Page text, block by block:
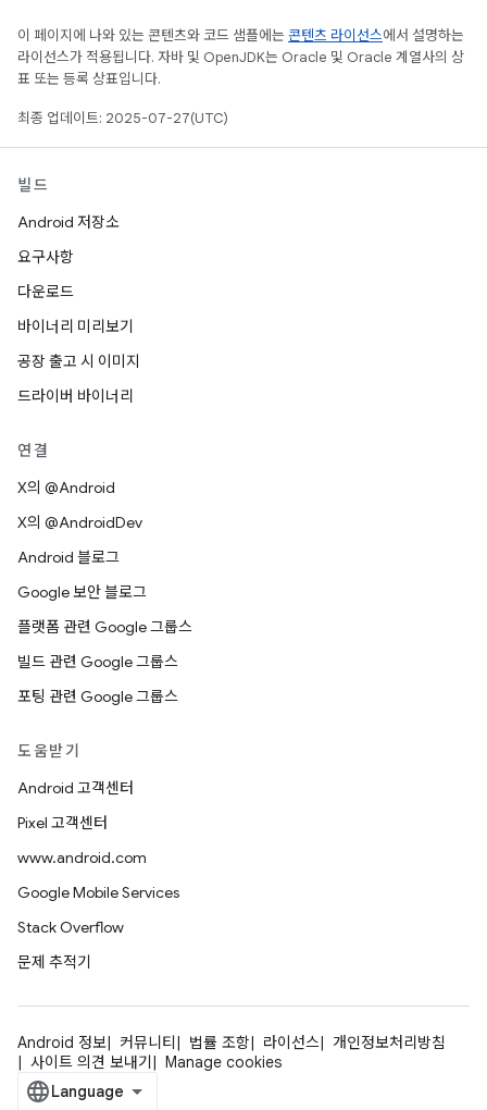
이 페이지에 나와 있는 콘텐츠와 코드 샘플에는 콘텐츠 라이선스에서 설명하는
라이선스가 적용됩니다. 자바 및 OpenJDK는 Oracle 및 Oracle 계열사의 상
표 또는 등록 상표입니다.
최종 업데이트: 2025-07-27(UTC)
빌드
Android 저장소
요구사항
다운로드
바이너리 미리보기
공장 출고 시 이미지
드라이버 바이너리
연결
X의 @Android
X의 @AndroidDev
Android 블로그
Google 보안 블로그
플랫폼 관련 Google 그룹스
빌드 관련 Google 그룹스
포팅 관련 Google 그룹스
도움받기
Android 고객센터
Pixel 고객센터
www.android.com
Google Mobile Services
Stack Overflow
문제 추적기
Android 정보 커뮤니티 법률 조항 라이선스
개인정보처리방침
사이트 의견 보내기
Manage cookies